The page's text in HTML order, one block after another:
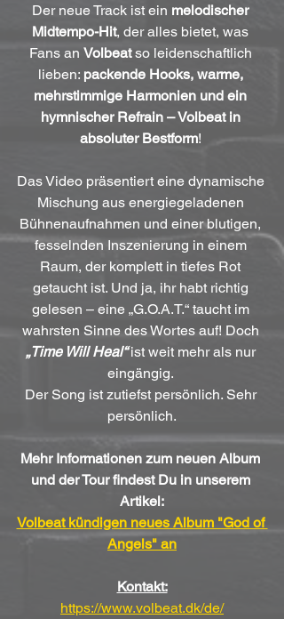
Der neue Track ist ein melodischer
Midtempo-Hit, der alles bietet, was
Fans an Volbeat so leidenschaftlich
lieben: packende Hooks, warme,
mehrstimmige Harmonien und ein
hymnischer Refrain – Volbeat in
absoluter Bestform!
Das Video präsentiert eine dynamische
Mischung aus energiegeladenen
Bühnenaufnahmen und einer blutigen,
fesselnden Inszenierung in einem
Raum, der komplett in tiefes Rot
getaucht ist. Und ja, ihr habt richtig
gelesen – eine „G.O.A.T.“ taucht im
wahrsten Sinne des Wortes auf! Doch
„Time Will Heal“ ist weit mehr als nur
eingängig.
Der Song ist zutiefst persönlich. Sehr
persönlich.
Mehr Informationen zum neuen Album
und der Tour findest Du in unserem
Artikel:
Volbeat kündigen neues Album "God of
Angels" an
Kontakt:
https://www.volbeat.dk/de/